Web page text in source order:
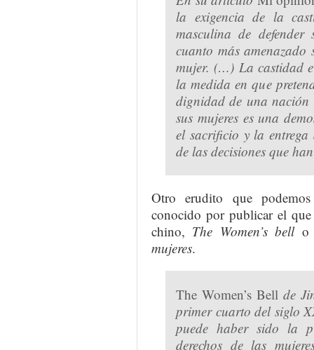
la exigencia de la
masculina de
cuanto más
mujer. (…) La castidad
la medida en que
dignidad de una nación
sus mujeres es una
el sacrificio y la entrega
de las decisiones que
Otro erudito que
conocido por publicar el
chino, The Women’s bello
mujeres.
The Women’s Bell de
primer cuarto del siglo
puede haber sido la
derechos de las